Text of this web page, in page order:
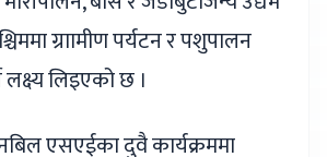
ग्राामीण पर्यटन र पशुपालन
लक्ष्य लिइएको छ ।
एसएईका दुवै कार्यक्रममा